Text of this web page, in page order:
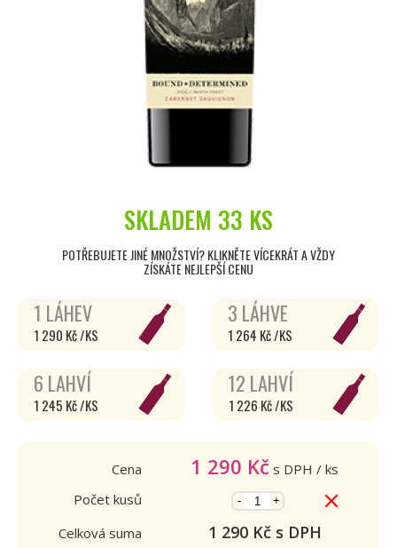
SKLADEM 33 KS
POTŘEBUJETE JINÉ MNOŽSTVÍ? KLIKNĚTE VÍCEKRÁT A VŽDY
ZÍSKÁTE NEJLEPŠÍ CENU
1 LÁHEV
1 290 Kč /KS
3 LÁHVE
1 264 Kč /KS
6 LAHVÍ
1 245 Kč /KS
12 LAHVÍ
1 226 Kč /KS
Cena 1 290 Kč s DPH / ks
Počet kusů
- +
Celková suma 1 290Kč s DPH